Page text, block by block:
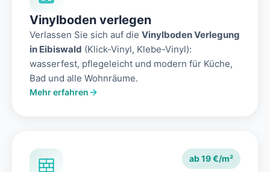
Vinylboden verlegen
Verlassen Sie sich auf die Vinylboden Verlegung
in Eibiswald (Klick-Vinyl, Klebe-Vinyl):
wasserfest, pflegeleicht und modern für Küche,
Bad und alle Wohnräume.
Mehr erfahren
ab 19 €/m²